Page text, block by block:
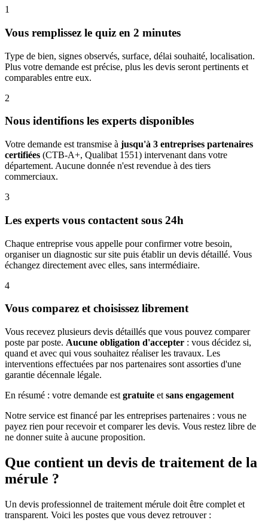
1
Vous remplissez le quiz en 2 minutes
Type de bien, signes observés, surface, délai souhaité, localisation.
Plus votre demande est précise, plus les devis seront pertinents et
comparables entre eux.
2
Nous identifions les experts disponibles
Votre demande est transmise à jusqu'à 3 entreprises partenaires
certifiées (CTB-A+, Qualibat 1551) intervenant dans votre
département. Aucune donnée n'est revendue à des tiers
commerciaux.
3
Les experts vous contactent sous 24h
Chaque entreprise vous appelle pour confirmer votre besoin,
organiser un diagnostic sur site puis établir un devis détaillé. Vous
échangez directement avec elles, sans intermédiaire.
4
Vous comparez et choisissez librement
Vous recevez plusieurs devis détaillés que vous pouvez comparer
poste par poste. Aucune obligation d'accepter : vous décidez si,
quand et avec qui vous souhaitez réaliser les travaux. Les
interventions effectuées par nos partenaires sont assorties d'une
garantie décennale légale.
En résumé : votre demande est gratuite et sans engagement
Notre service est financé par les entreprises partenaires : vous ne
payez rien pour recevoir et comparer les devis. Vous restez libre de
ne donner suite à aucune proposition.
Que contient un devis de traitement de la
mérule ?
Un devis professionnel de traitement mérule doit être complet et
transparent. Voici les postes que vous devez retrouver :